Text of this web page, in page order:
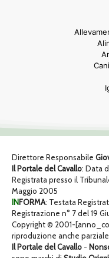
Direttore Responsabile
Il Portale del Cavallo: Data
Registrata presso il
Maggio 2005
INFORMA: Testata
Registrazione n° 7 del 19
Copyright © 2001-
riproduzione anche
Il Portale del Cavallo -